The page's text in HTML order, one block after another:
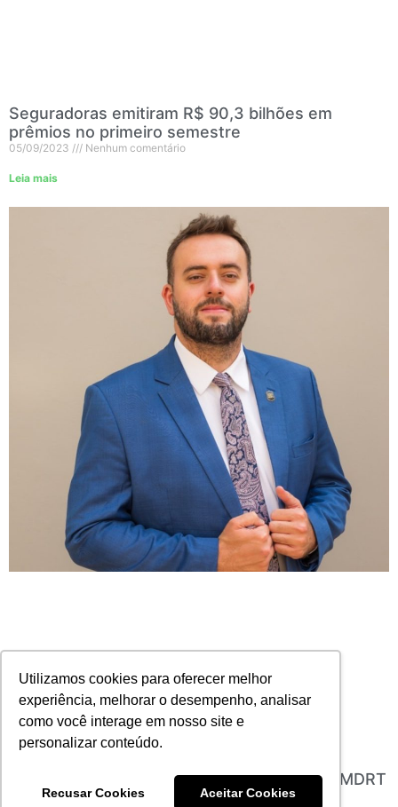
Utilizamos cookies para oferecer melhor
experiência, melhorar o desempenho, analisar
como você interage em nosso site e
personalizar conteúdo.
Recusar Cookies Aceitar Cookies
Seguradoras emitiram R$ 90,3 bilhões em
prêmios no primeiro semestre
05/09/2023 Nenhum comentário
Leia mais
Felipe Sousa é o novo presidente Brasil da MDRT
05/09/2023 Nenhum comentário